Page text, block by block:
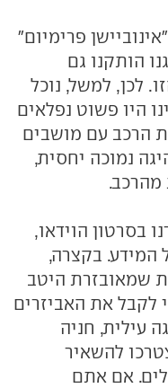
פרימיום"
הותקנו גם
לכן, למשל, נוכל
היו פשוט נפלאים
הרכב עם מושבים
נמוכה יחסית,
מהרכב.
בסרטון הוידאו,
המידע. בקצרה,
שמאובזרת היטב
לקבל את האביזרים
עילית, חניה
להשאיר
מ-200,000 שקלים. אם אתם